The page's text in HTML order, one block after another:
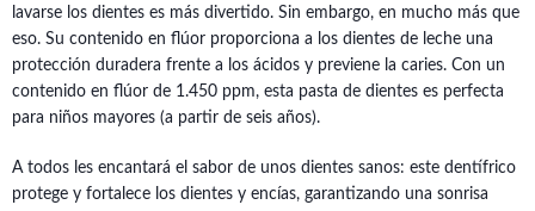
lavarse los dientes es más divertido. Sin embargo, en mucho más que
eso. Su contenido en flúor proporciona a los dientes de leche una
protección duradera frente a los ácidos y previene la caries. Con un
contenido en flúor de 1.450 ppm, esta pasta de dientes es perfecta
para niños mayores (a partir de seis años).
A todos les encantará el sabor de unos dientes sanos: este dentífrico
protege y fortalece los dientes y encías, garantizando una sonrisa